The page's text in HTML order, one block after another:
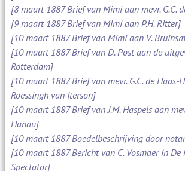
[8 maart 1887 Brief van Mimi aan mevr. G.C.
[9 maart 1887 Brief van Mimi aan P.H. Ritter]
[10 maart 1887 Brief van Mimi aan V.
[10 maart 1887 Brief van D. Post aan de
Rotterdam]
[10 maart 1887 Brief van mevr. G.C. de Haas-
Roessingh van Iterson]
[10 maart 1887 Brief van J.M. Haspels aan
Hanau]
[10 maart 1887 Boedelbeschrijving door
[10 maart 1887 Bericht van C. Vosmaer in De
Spectator]